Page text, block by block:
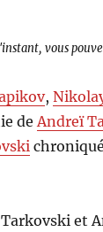
vous
,
de Andreï
et